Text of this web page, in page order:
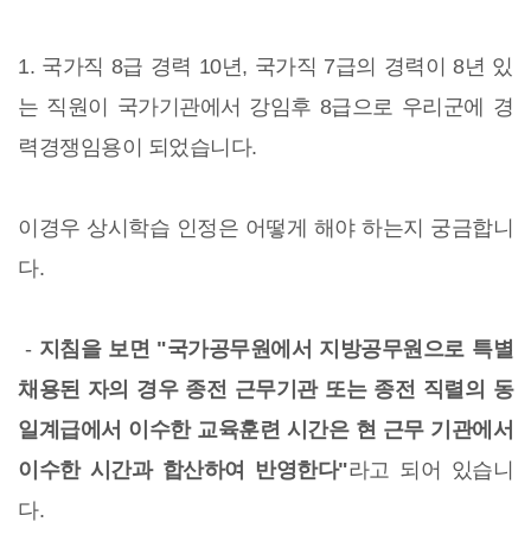
1. 국가직 8급 경력 10년, 국가직 7급의 경력이 8년 있
는 직원이 국가기관에서 강임후 8급으로 우리군에 경
력경쟁임용이 되었습니다.
이경우 상시학습 인정은 어떻게 해야 하는지 궁금합니
다.
-지침을 보면 "국가공무원에서 지방공무원으로 특별
채용된 자의 경우 종전 근무기관 또는 종전 직렬의 동
일계급에서 이수한 교육훈련 시간은 현 근무 기관에서
이수한 시간과 합산하여 반영한다"라고 되어 있습니
다.